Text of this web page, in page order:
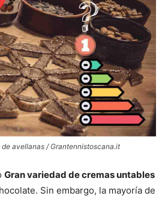
avellanas / Grantennistoscana.it
Gran variedad de cremas untables
Sin embargo, la mayoría de